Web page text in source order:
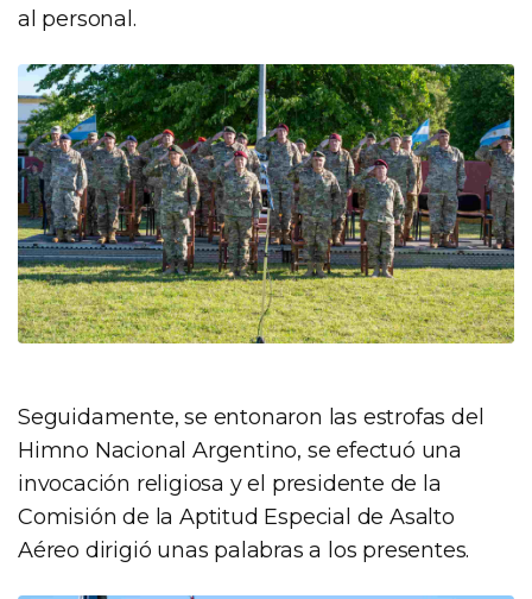
al personal.
Seguidamente, se entonaron las estrofas del
Himno Nacional Argentino, se efectuó una
invocación religiosa y el presidente de la
Comisión de la Aptitud Especial de Asalto
Aéreo dirigió unas palabras a los presentes.